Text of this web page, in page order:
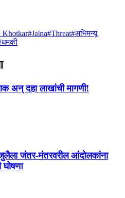
Khotkar#Jalna#Threat#अभिमन्यू
धमकी
अन् दहा लाखांची मागणी!
जंतर-मंतरवरील आंदोलकांना